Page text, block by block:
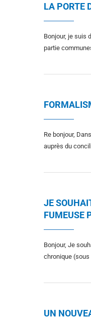
LA PORTE
Bonjour, je suis
partie
Re bonjour,
auprès du
JE
FUMEUSE
Bonjour, Je
chronique
UN